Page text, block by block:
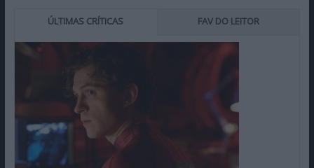
ÚLTIMAS CRÍTICAS FAV DO LEITOR